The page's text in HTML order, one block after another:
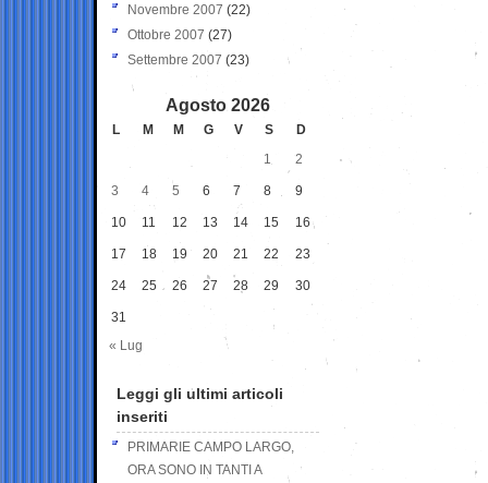
Novembre 2007 (22)
Ottobre 2007 (27)
Settembre 2007 (23)
Agosto 2026
L M M G V S
D
1
2
3 4 5 6 7 8 9
10 11 12 13 14 15 16
17 18 19 20 21 22 23
24 25 26 27 28 29 30
31
« Lug
Leggi gli ultimi articoli
inseriti
PRIMARIE CAMPO LARGO,
ORA SONO IN TANTI A